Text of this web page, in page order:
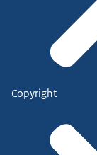
Copyright